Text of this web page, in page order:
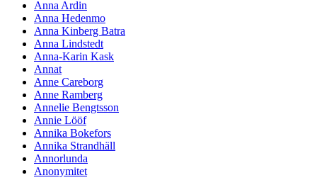
Anna Ardin
Anna Hedenmo
Anna Kinberg Batra
Anna Lindstedt
Anna-Karin Kask
Annat
Anne Careborg
Anne Ramberg
Annelie Bengtsson
Annie Lööf
Annika Bokefors
Annika Strandhäll
Annorlunda
Anonymitet